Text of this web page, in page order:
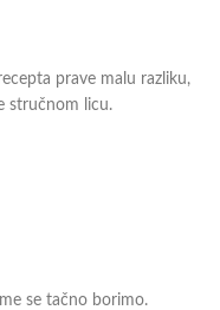
prave malu razliku,
stručnom licu.
se tačno borimo.